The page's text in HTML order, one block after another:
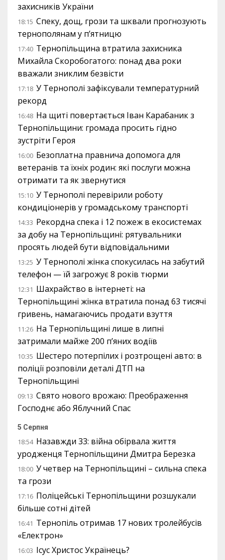
захисників України
18:15 Спеку, дощ, грози та шквали прогнозують
тернополянам у п’ятницю
17:40 Тернопільщина втратила захисника
Михайла Скоробогатого: понад два роки
вважали зниклим безвісти
17:18 У Тернополі зафіксували температурний
рекорд
16:48 На щиті повертається Іван Карабаник з
Тернопільщини: громада просить гідно
зустріти Героя
16:00 Безоплатна правнича допомога для
ветеранів та їхніх родин: які послуги можна
отримати та як звернутися
15:10 У Тернополі перевірили роботу
кондиціонерів у громадському транспорті
14:33 Рекордна спека і 12 пожеж в екосистемах
за добу на Тернопільщині: рятувальники
просять людей бути відповідальними
13:25 У Тернополі жінка спокусилась на забутий
телефон — їй загрожує 8 років тюрми
12:31 Шахрайство в інтернеті: на
Тернопільщині жінка втратила понад 63 тисячі
гривень, намагаючись продати взуття
11:26 На Тернопільщині лише в липні
затримали майже 200 п’яних водіїв
10:35 Шестеро потерпілих і розтрощені авто: в
поліції розповіли деталі ДТП на
Тернопільщині
09:13 Свято нового врожаю: Преображення
Господнє або Яблучний Спас
5 Серпня
18:54 Назавжди 33: війна обірвала життя
уродженця Тернопільщини Дмитра Березка
18:00 У четвер на Тернопільщині – сильна спека
та грози
17:16 Поліцейські Тернопільщини розшукали
більше сотні дітей
16:41 Тернопіль отримав 17 нових тролейбусів
«Електрон»
16:03 Ісус Христос Українець?